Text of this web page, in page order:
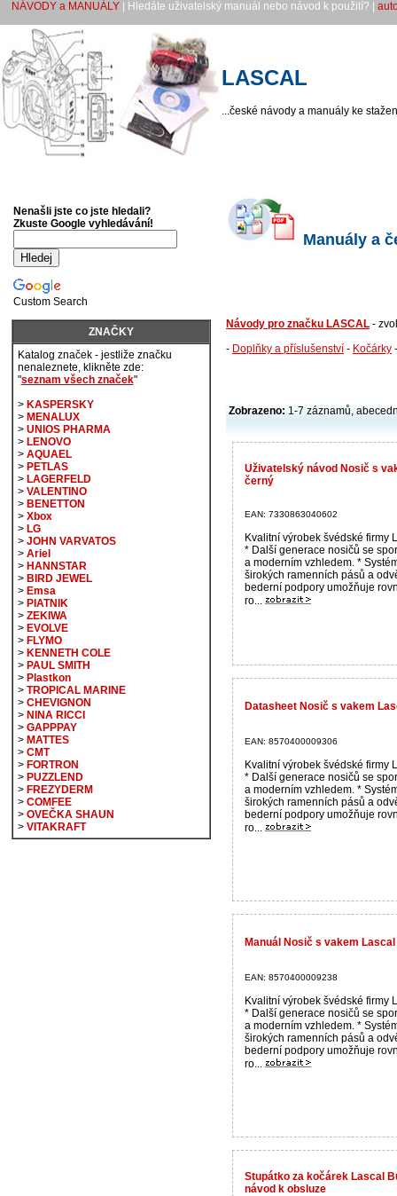
NÁVODY a MANUÁLY| Hledáte uživatelský manuál nebo návod k použití? |
LASCAL
...české návody a manuály ke
Manuály a
Návody pro značku LASCAL -
- Doplňky a příslušenství - Kočárky
Zobrazeno: 1-7 záznamů,
Uživatelský návod Nosič s
černý
EAN: 7330863040602
Kvalitní výrobek švédské firmy
* Další generace nosičů se
a moderním vzhledem. *
širokých ramenních pásů a
bederní podpory umožňuje
ro...
Datasheet Nosič s vakem
EAN: 8570400009306
Kvalitní výrobek švédské firmy
* Další generace nosičů se
a moderním vzhledem. *
širokých ramenních pásů a
bederní podpory umožňuje
ro...
Manuál Nosič s vakem
EAN: 8570400009238
Kvalitní výrobek švédské firmy
* Další generace nosičů se
a moderním vzhledem. *
širokých ramenních pásů a
bederní podpory umožňuje
ro...
Stupátko za kočárek Lascal
návod k obsluze
Nenašli jste co jste hledali?
Zkuste Google vyhledávání!
Custom Search
ZNAČKY
Katalog značek - jestliže značku
nenaleznete, klikněte zde:
"seznam všech značek"
> KASPERSKY
> MENALUX
> UNIOS PHARMA
> LENOVO
> AQUAEL
> PETLAS
> LAGERFELD
> VALENTINO
> BENETTON
> Xbox
> LG
> JOHN VARVATOS
> Ariel
> HANNSTAR
> BIRD JEWEL
> Emsa
> PIATNIK
> ZEKIWA
> EVOLVE
> FLYMO
> KENNETH COLE
> PAUL SMITH
> Plastkon
> TROPICAL MARINE
> CHEVIGNON
> NINA RICCI
> GAPPPAY
> MATTES
> CMT
> FORTRON
> PUZZLEND
> FREZYDERM
> COMFEE
> OVEČKA SHAUN
> VITAKRAFT